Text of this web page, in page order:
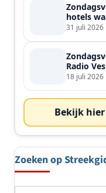
hotels
31 juli 2026
Radio
de streek
18 juli 2026
Bekijk
Zoeken op